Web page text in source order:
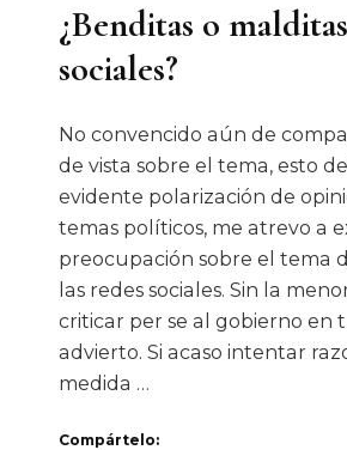
¿Benditas o
sociales?
No convencido aún de
de vista sobre el tema, esto
evidente polarización de
temas políticos, me atrevo a
preocupación sobre el tema
las redes sociales. Sin la
criticar per se al gobierno en
advierto. Si acaso intentar
medida …
Compártelo: